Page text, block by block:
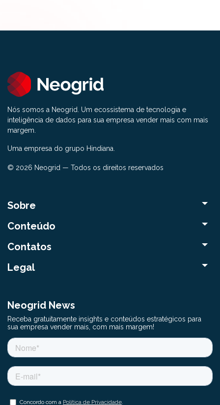
Nós somos a Neogrid. Um ecossistema de tecnologia e
inteligência de dados para sua empresa vender mais com mais
margem.
Uma empresa do grupo Hindiana.
© 2026 Neogrid — Todos os direitos reservados
Sobre
Conteúdo
Contatos
Legal
Neogrid News